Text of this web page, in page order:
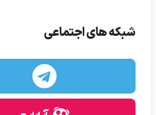
شبکه های اجتماعی